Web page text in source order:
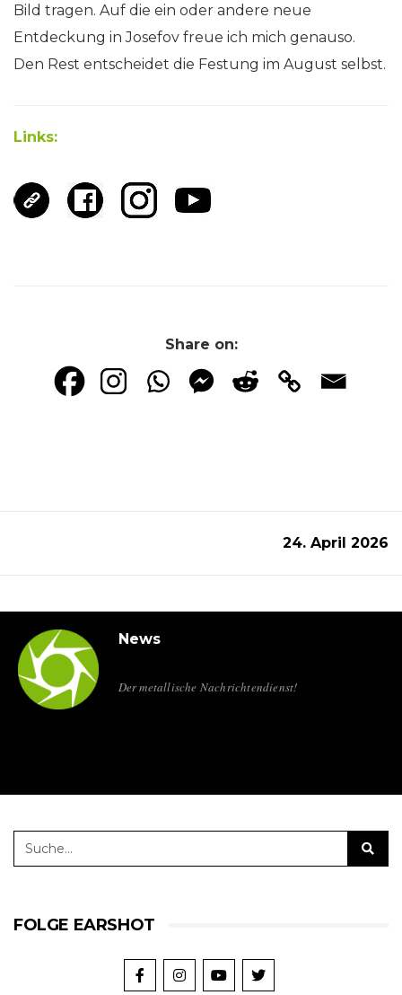
Bild tragen. Auf die ein oder andere neue
Entdeckung in Josefov freue ich mich genauso.
Den Rest entscheidet die Festung im August selbst.
Links:
Share on:
24. April 2026
News
Der metallische Nachrichtendienst!
FOLGE EARSHOT